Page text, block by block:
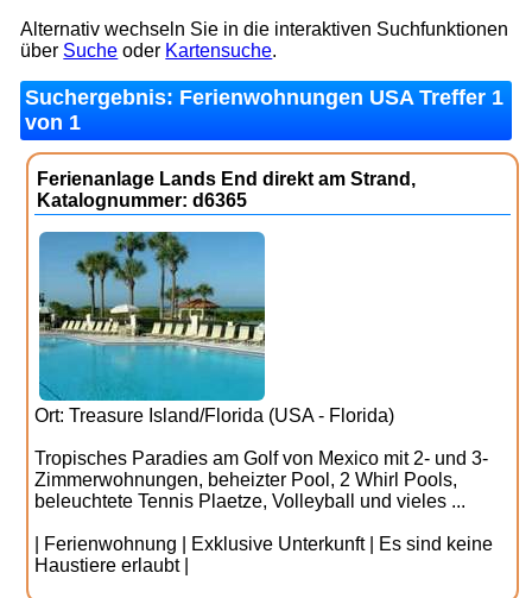
Alternativ wechseln Sie in die interaktiven Suchfunktionen
über Suche oder Kartensuche.
Suchergebnis: Ferienwohnungen USA Treffer 1
von 1
Ferienanlage Lands End direkt am Strand,
Katalognummer: d6365
Ort: Treasure Island/Florida (USA - Florida)
Tropisches Paradies am Golf von Mexico mit 2- und 3-
Zimmerwohnungen, beheizter Pool, 2 Whirl Pools,
beleuchtete Tennis Plaetze, Volleyball und vieles ...
| Ferienwohnung | Exklusive Unterkunft | Es sind keine
Haustiere erlaubt |